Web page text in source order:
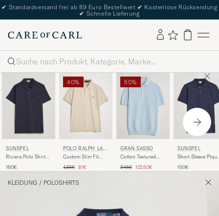
✔ Standardversand frei ab 89 Euro Bestellwert ✔ Kostenlose Rücksendung
✔ Schnelle Lieferung
Suche
SUNSPEL
Riviera Polo Shirt
160€
40%
POLO RALPH LAU
REN
Custom Slim Fit
Dune Heather
Regulärer Preis
135€ Reduzierter Preis
81€
50%
GRAN SASSO
Cotton Textured
Blue
Regulärer Preis
245€ Reduzierter Preis
122,50€
SUNSPEL
Short Sleeve Pique
150€
KLEIDUNG / POLOSHIRTS